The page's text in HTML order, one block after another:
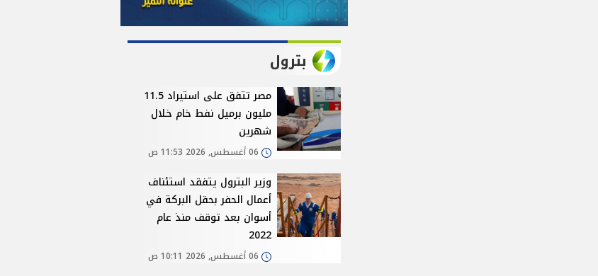
بترول
مصر تتفق على استيراد 11.5
مليون برميل نفط خام خلال
شهرين
06 أغسطس, 2026 11:53 ص
وزير البترول يتفقد استئناف
أعمال الحفر بحقل البركة في
أسوان بعد توقف منذ عام
2022
06 أغسطس, 2026 10:11 ص